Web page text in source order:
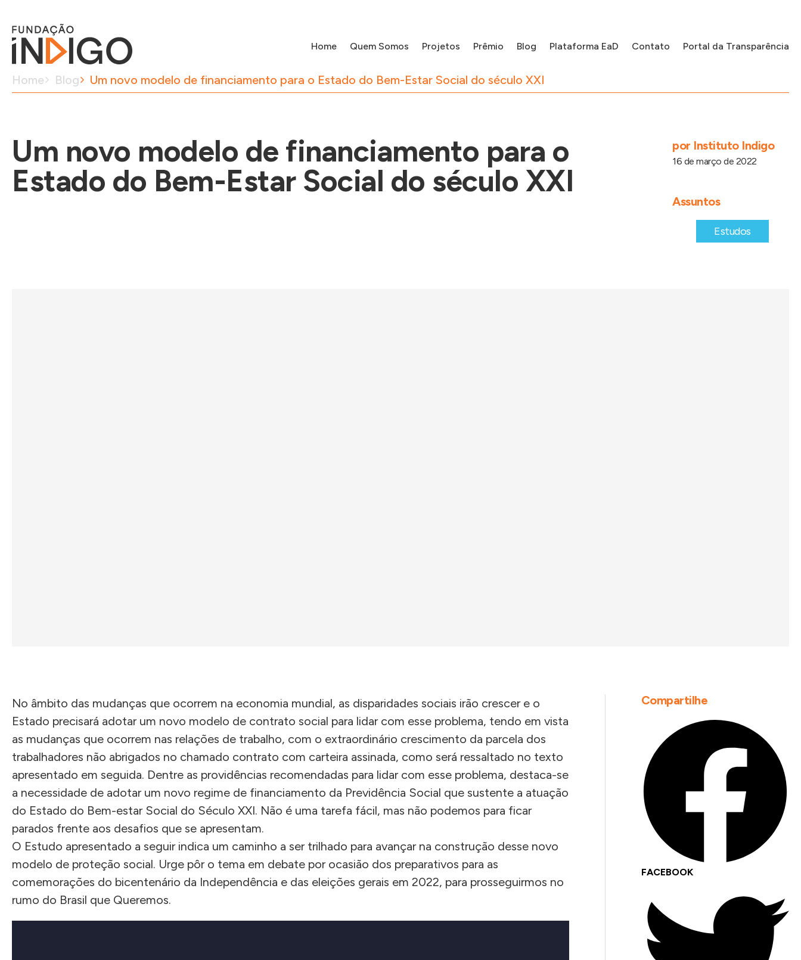
Home Quem Somos Projetos Prêmio Blog Plataforma EaD Contato Portal da Transparência
Home Blog Um novo modelo de financiamento para o Estado do Bem-Estar Social do século XXI
Um novo modelo de financiamento para o
Estado do Bem-Estar Social do século XXI
por Instituto Indigo
16 de março de 2022
Assuntos
Estudos
No âmbito das mudanças que ocorrem na economia mundial, as disparidades sociais irão crescer e o
Estado precisará adotar um novo modelo de contrato social para lidar com esse problema, tendo em vista
as mudanças que ocorrem nas relações de trabalho, com o extraordinário crescimento da parcela dos
trabalhadores não abrigados no chamado contrato com carteira assinada, como será ressaltado no texto
apresentado em seguida. Dentre as providências recomendadas para lidar com esse problema, destaca-se
a necessidade de adotar um novo regime de financiamento da Previdência Social que sustente a atuação
do Estado do Bem-estar Social do Século XXI. Não é uma tarefa fácil, mas não podemos para ficar
parados frente aos desafios que se apresentam.
O Estudo apresentado a seguir indica um caminho a ser trilhado para avançar na construção desse novo
modelo de proteção social. Urge pôr o tema em debate por ocasião dos preparativos para as
comemorações do bicentenário da Independência e das eleições gerais em 2022, para prosseguirmos no
rumo do Brasil que Queremos.
Compartilhe
FACEBOOK